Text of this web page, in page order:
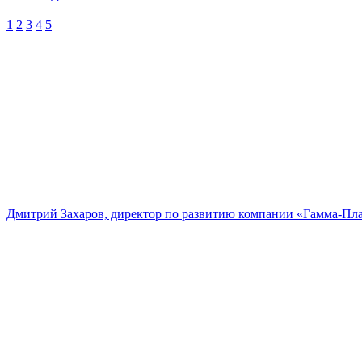
1 2 3 4 5
Дмитрий Захаров, директор по развитию компании «Гамма-